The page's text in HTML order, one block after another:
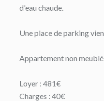
d'eau chaude.
Une place de parking
Appartement non meublé
Loyer : 481€
Charges : 40€